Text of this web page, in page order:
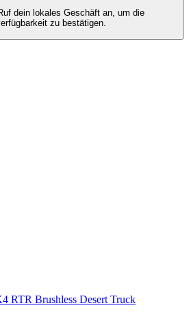
dein lokales Geschäft an, um die
zu bestätigen.
RTR Brushless Desert Truck